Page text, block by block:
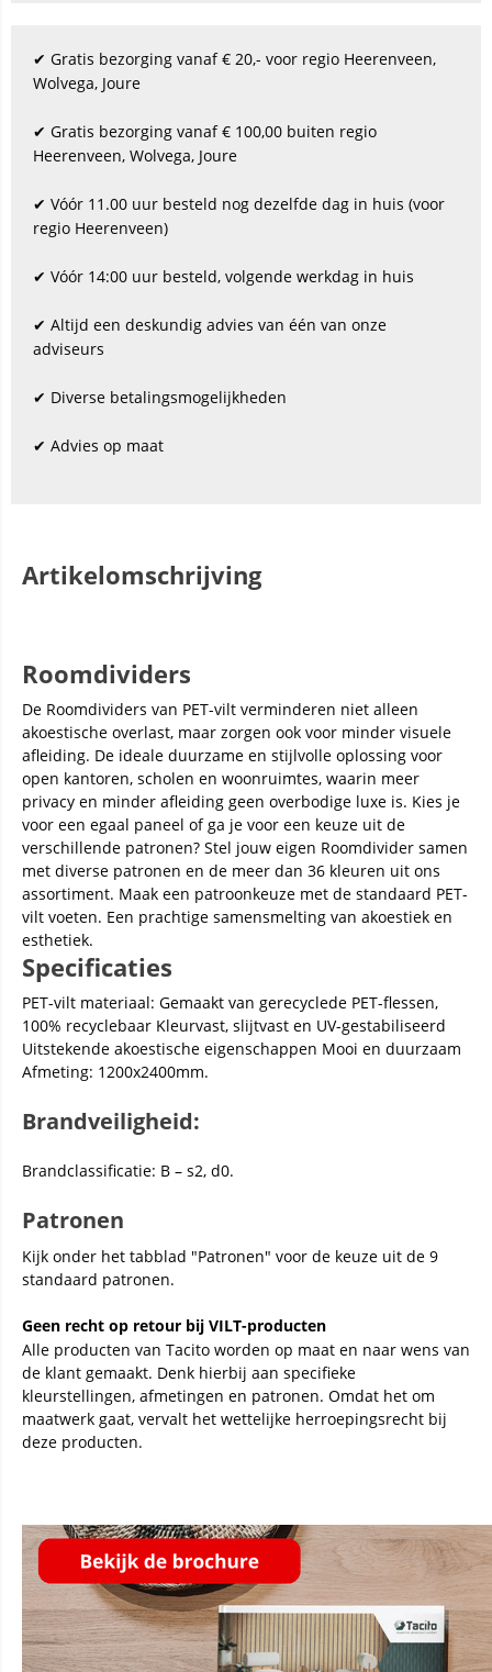
✔ Gratis bezorging vanaf € 20,- voor regio Heerenveen,
Wolvega, Joure
✔ Gratis bezorging vanaf € 100,00 buiten regio
Heerenveen, Wolvega, Joure
✔ Vóór 11.00 uur besteld nog dezelfde dag in huis (voor
regio Heerenveen)
✔ Vóór 14:00 uur besteld, volgende werkdag in huis
✔ Altijd een deskundig advies van één van onze
adviseurs
✔ Diverse betalingsmogelijkheden
✔ Advies op maat
Artikelomschrijving
Roomdividers
De Roomdividers van PET-vilt verminderen niet alleen
akoestische overlast, maar zorgen ook voor minder visuele
afleiding. De ideale duurzame en stijlvolle oplossing voor
open kantoren, scholen en woonruimtes, waarin meer
privacy en minder afleiding geen overbodige luxe is. Kies je
voor een egaal paneel of ga je voor een keuze uit de
verschillende patronen? Stel jouw eigen Roomdivider samen
met diverse patronen en de meer dan 36 kleuren uit ons
assortiment. Maak een patroonkeuze met de standaard PET-
vilt voeten. Een prachtige samensmelting van akoestiek en
esthetiek.
Specificaties
PET-vilt materiaal: Gemaakt van gerecyclede PET-flessen,
100% recyclebaar Kleurvast, slijtvast en UV-gestabiliseerd
Uitstekende akoestische eigenschappen Mooi en duurzaam
Afmeting: 1200x2400mm.
Brandveiligheid:
Brandclassificatie: B – s2, d0.
Patronen
Kijk onder het tabblad "Patronen" voor de keuze uit de 9
standaard patronen.
Geen recht op retour bij VILT-producten
Alle producten van Tacito worden op maat en naar wens van
de klant gemaakt. Denk hierbij aan specifieke
kleurstellingen, afmetingen en patronen. Omdat het om
maatwerk gaat, vervalt het wettelijke herroepingsrecht bij
deze producten.